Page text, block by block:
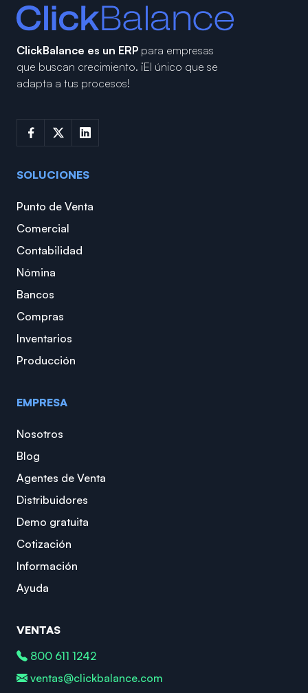
ClickBalance es un ERP para empresas
que buscan crecimiento. ¡El único que se
adapta a tus procesos!
SOLUCIONES
Punto de Venta
Comercial
Contabilidad
Nómina
Bancos
Compras
Inventarios
Producción
EMPRESA
Nosotros
Blog
Agentes de Venta
Distribuidores
Demo gratuita
Cotización
Información
Ayuda
VENTAS
800 611 1242
ventas@clickbalance.com